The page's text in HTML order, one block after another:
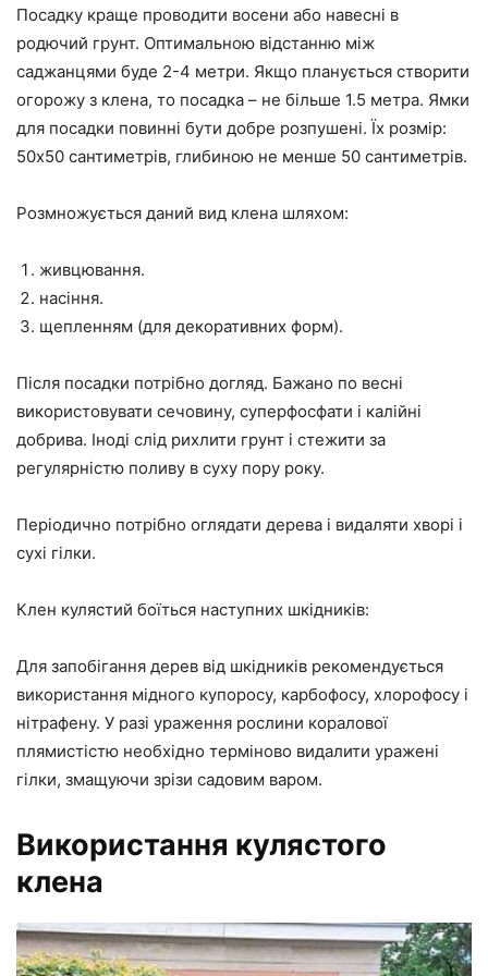
Посадку краще проводити восени або навесні в
родючий грунт. Оптимальною відстанню між
саджанцями буде 2-4 метри. Якщо планується створити
огорожу з клена, то посадка – не більше 1.5 метра. Ямки
для посадки повинні бути добре розпушені. Їх розмір:
50х50 сантиметрів, глибиною не менше 50 сантиметрів.
Розмножується даний вид клена шляхом:
живцювання.
насіння.
щепленням (для декоративних форм).
Після посадки потрібно догляд. Бажано по весні
використовувати сечовину, суперфосфати і калійні
добрива. Іноді слід рихлити грунт і стежити за
регулярністю поливу в суху пору року.
Періодично потрібно оглядати дерева і видаляти хворі і
сухі гілки.
Клен кулястий боїться наступних шкідників:
Для запобігання дерев від шкідників рекомендується
використання мідного купоросу, карбофосу, хлорофосу і
нітрафену. У разі ураження рослини коралової
плямистістю необхідно терміново видалити уражені
гілки, змащуючи зрізи садовим варом.
Використання кулястого
клена